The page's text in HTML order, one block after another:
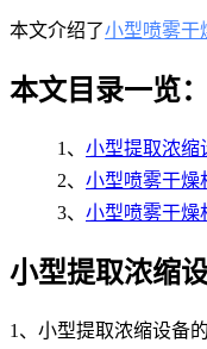
本文介绍了小型喷雾干
本文目录一览：
1、 小型提取浓缩
2、 小型喷雾干燥
3、 小型喷雾干燥
小型提取浓缩
1、小型提取浓缩设备